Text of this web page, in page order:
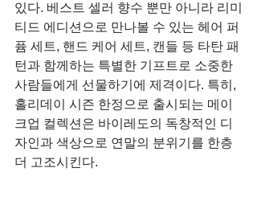
있다. 베스트 셀러 향수 뿐만 아니라 리미
티드 에디션으로 만나볼 수 있는 헤어 퍼
퓸 세트, 핸드 케어 세트, 캔들 등 타탄 패
턴과 함께하는 특별한 기프트로 소중한
사람들에게 선물하기에 제격이다. 특히,
홀리데이 시즌 한정으로 출시되는 메이
크업 컬렉션은 바이레도의 독창적인 디
자인과 색상으로 연말의 분위기를 한층
더 고조시킨다.